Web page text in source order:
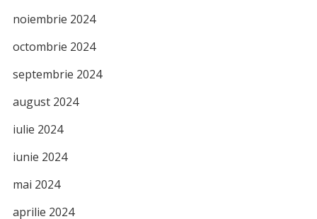
noiembrie 2024
octombrie 2024
septembrie 2024
august 2024
iulie 2024
iunie 2024
mai 2024
aprilie 2024